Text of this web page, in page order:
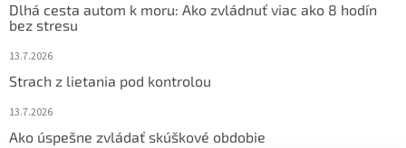
Dlhá cesta autom k moru: Ako zvládnuť viac ako 8 hodín
bez stresu
13.7.2026
Strach z lietania pod kontrolou
13.7.2026
Ako úspešne zvládať skúškové obdobie